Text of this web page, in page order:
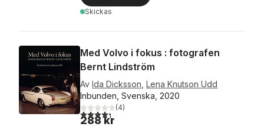
Skickas
Med Volvo i fokus : fotografen
Bernt Lindström
Av Ida Dicksson Lena Knutson Udd
Inbunden, Svenska, 2020
4,3utav 5 stjärnor. Totalt antal röster:
(4)
288 kr